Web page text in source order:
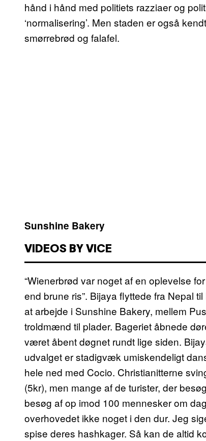
hånd i hånd med politiets razziaer og
‘normalisering’. Men staden er også
smørrebrød og falafel.
Sunshine Bakery
VIDEOS BY VICE
“Wienerbrød var noget af en oplevelse
end brune ris”. Bijaya flyttede fra Nepal
at arbejde i Sunshine Bakery, mellem
troldmænd til plader. Bageriet åbnede
været åbent døgnet rundt lige siden.
udvalget er stadigvæk umiskendeligt
hele ned med Cocio. Christianitterne
(5kr), men mange af de turister, der
besøg af op imod 100 mennesker om
overhovedet ikke noget i den dur. Jeg
spise deres hashkager. Så kan de altid